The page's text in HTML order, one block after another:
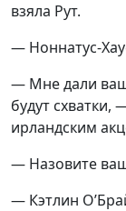
взяла Рут.
— Ноннатус-
— Мне дали ваш
будут
ирландским
— Назовите
— Кэтлин